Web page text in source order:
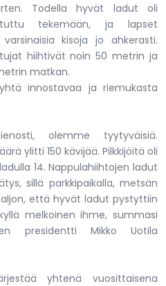
Todella hyvät ladut oli
tekemään, ja lapset
kisoja jo ahkerasti.
hiihtivät noin 50 metrin ja
matkan.
innostavaa ja riemukasta
olemme tyytyväisiä.
ylitti 150 kävijää. Pilkkijöitä oli
14. Nappulahiihtojen ladut
sillä parkkipaikalla, metsän
että hyvät ladut pystyttiin
melkoinen ihme, summasi
presidentti Mikko Uotila
yhtenä vuosittaisena